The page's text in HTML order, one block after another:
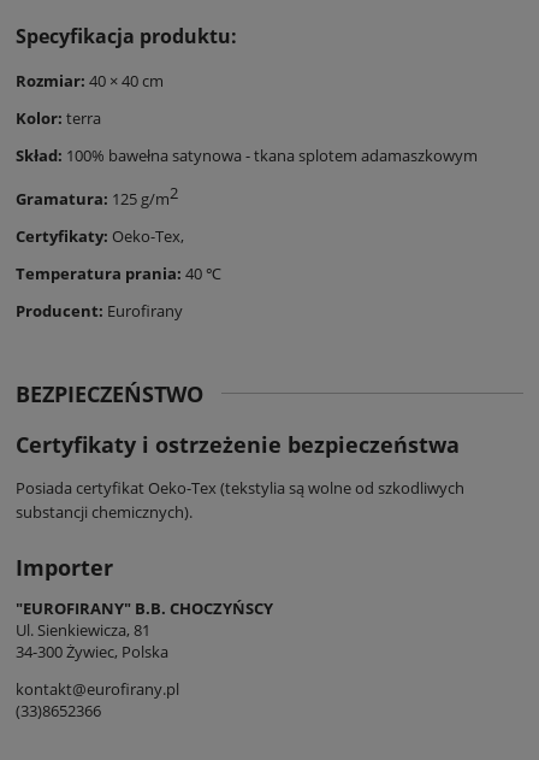
Specyfikacja produktu:
Rozmiar: 40 × 40 cm
Kolor: terra
Skład: 100% bawełna satynowa - tkana splotem adamaszkowym
Gramatura: 125 g/m2
Certyfikaty: Oeko-Tex,
Temperatura prania: 40 ℃
Producent: Eurofirany
BEZPIECZEŃSTWO
Certyfikaty i ostrzeżenie bezpieczeństwa
Posiada certyfikat Oeko-Tex (tekstylia są wolne od szkodliwych
substancji chemicznych).
Importer
"EUROFIRANY" B.B. CHOCZYŃSCY
Ul. Sienkiewicza, 81
34-300 Żywiec, Polska
kontakt@eurofirany.pl
(33)8652366